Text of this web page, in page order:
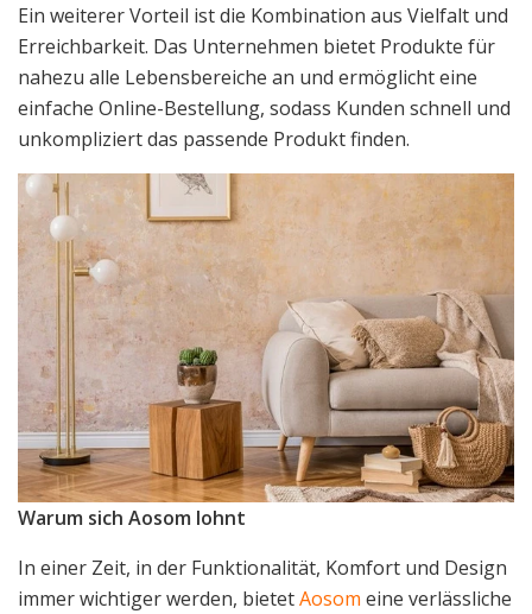
Ein weiterer Vorteil ist die Kombination aus Vielfalt und
Erreichbarkeit. Das Unternehmen bietet Produkte für
nahezu alle Lebensbereiche an und ermöglicht eine
einfache Online-Bestellung, sodass Kunden schnell und
unkompliziert das passende Produkt finden.
Warum sich Aosom lohnt
In einer Zeit, in der Funktionalität, Komfort und Design
immer wichtiger werden, bietetAosom eine verlässliche